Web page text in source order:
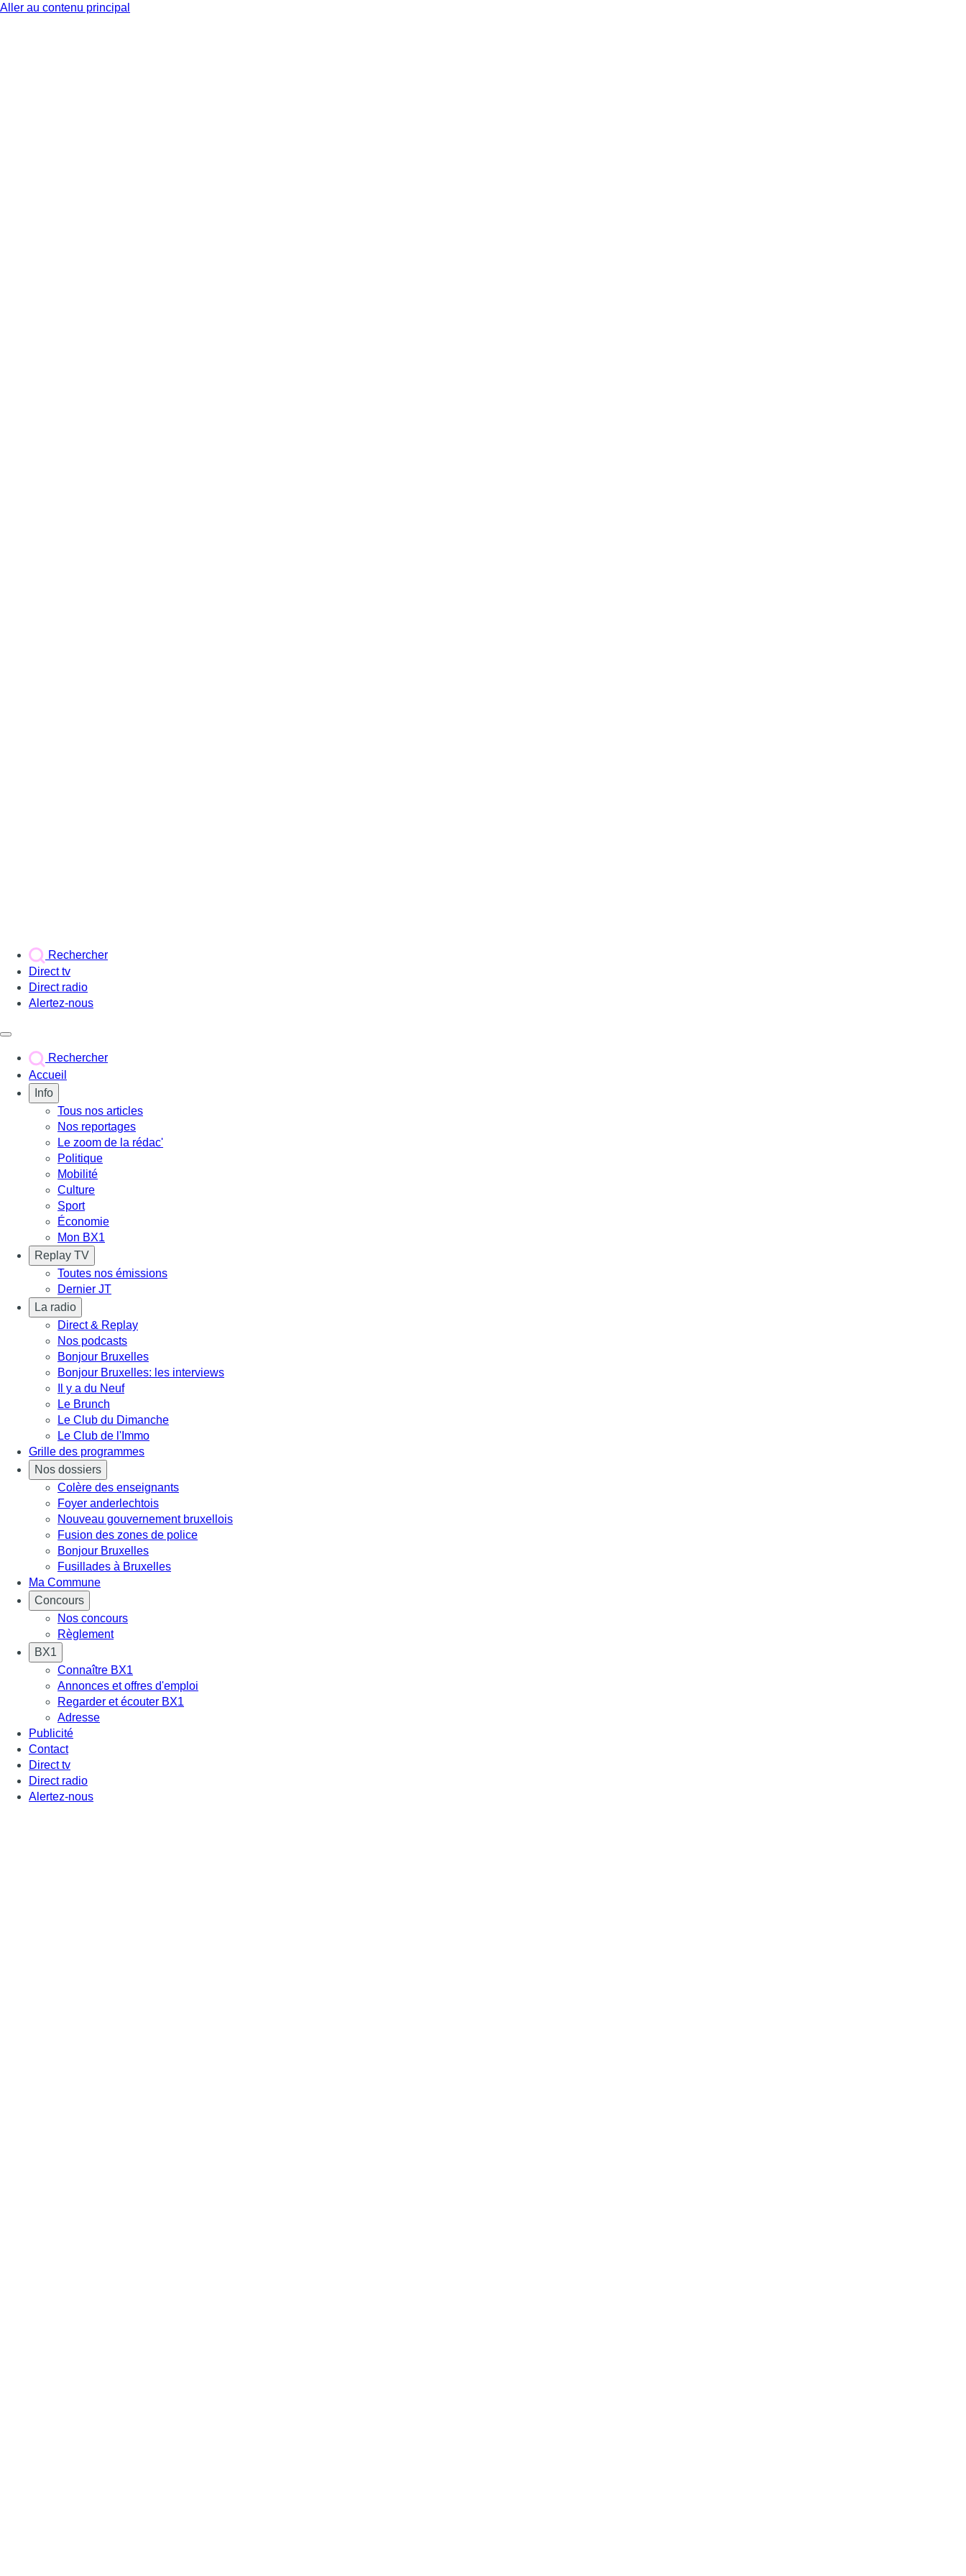
Aller au contenu principal
Rechercher
Direct tv
Direct radio
Alertez-nous
Rechercher
Accueil
Info
Tous nos articles
Nos reportages
Le zoom de la rédac'
Politique
Mobilité
Culture
Sport
Économie
Mon BX1
Replay TV
Toutes nos émissions
Dernier JT
La radio
Direct & Replay
Nos podcasts
Bonjour Bruxelles
Bonjour Bruxelles: les interviews
Il y a du Neuf
Le Brunch
Le Club du Dimanche
Le Club de l'Immo
Grille des programmes
Nos dossiers
Colère des enseignants
Foyer anderlechtois
Nouveau gouvernement bruxellois
Fusion des zones de police
Bonjour Bruxelles
Fusillades à Bruxelles
Ma Commune
Concours
Nos concours
Règlement
BX1
Connaître BX1
Annonces et offres d'emploi
Regarder et écouter BX1
Adresse
Publicité
Contact
Direct tv
Direct radio
Alertez-nous